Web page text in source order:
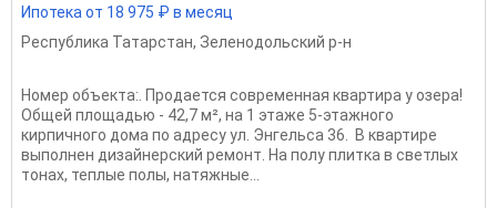
Ипотека от 18 975 ₽ в месяц
Республика Татарстан, Зеленодольский р-н
Номер объекта:. Продается современная квартира у озера!
Общей площадью - 42,7 м², на 1 этаже 5-этажного
кирпичного дома по адресу ул. Энгельса 36. ​​​​​ В квартире
выполнен дизайнерский ремонт. На полу плитка в светлых
тонах, теплые полы, натяжные...